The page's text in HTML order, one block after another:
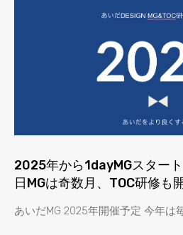
2025年から1dayMGスター
日MGは奇数月、TOC研修も
あいだMG 2025年開催予定 今年は